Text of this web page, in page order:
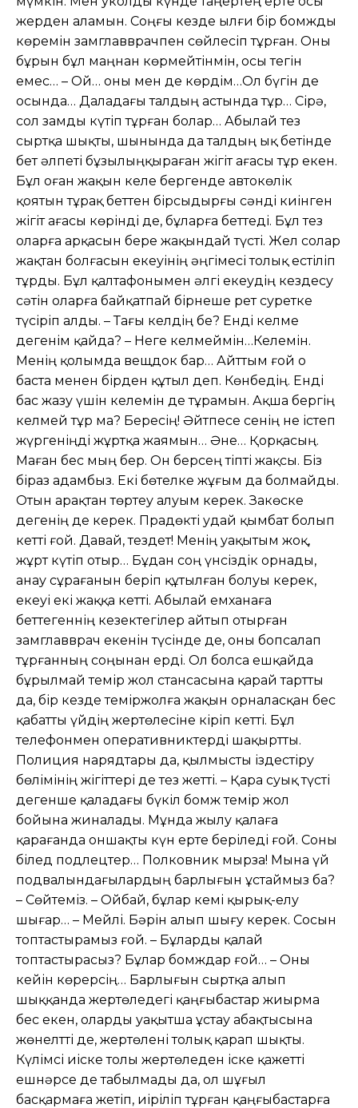
жерден аламын. Соңғы кезде ылғи бір бомжды
көремін замглавврачпен сөйлесіп тұрған. Оны
бұрын бұл маңнан көрмейтінмін, осы тегін
емес… – Ой… оны мен де көрдім…Ол бүгін де
осында… Даладағы талдың астында тұр… Сірə,
сол замды күтіп тұрған болар… Абылай тез
сыртқа шықты, шынында да талдың ық бетінде
бет əлпеті бұзылыңқыраған жігіт ағасы тұр екен.
Бұл оған жақын келе бергенде автокөлік
қоятын тұрақ беттен бірсыдырғы сəнді киінген
жігіт ағасы көрінді де, бұларға беттеді. Бұл тез
оларға арқасын бере жақындай түсті. Жел солар
жақтан болғасын екеуінің əңгімесі толық естіліп
тұрды. Бұл қалтафонымен əлгі екеудің кездесу
сəтін оларға байқатпай бірнеше рет суретке
түсіріп алды. – Тағы келдің бе? Енді келме
дегенім қайда? – Неге келмеймін…Келемін.
Менің қолымда вещдок бар… Айттым ғой о
баста менен бірден құтыл деп. Көнбедің. Енді
бас жазу үшін келемін де тұрамын. Ақша бергің
келмей тұр ма? Бересің! Əйтпесе сенің не істеп
жүргеніңді жұртқа жаямын… Əне… Қорқасың.
Маған бес мың бер. Он берсең тіпті жақсы. Біз
біраз адамбыз. Екі бөтелке жұғым да болмайды.
Отын арақтан төртеу алуым керек. Закөске
дегенің де керек. Прадөкті удай қымбат болып
кетті ғой. Давай, тездет! Менің уақытым жоқ,
жұрт күтіп отыр… Бұдан соң үнсіздік орнады,
анау сұрағанын беріп құтылған болуы керек,
екеуі екі жаққа кетті. Абылай емханаға
беттегеннің кезектегілер айтып отырған
замглавврач екенін түсінде де, оны бопсалап
тұрғанның соңынан ерді. Ол болса ешқайда
бұрылмай темір жол стансасына қарай тартты
да, бір кезде теміржолға жақын орналасқан бес
қабатты үйдің жертөлесіне кіріп кетті. Бұл
телефонмен оперативниктерді шақыртты.
Полиция нарядтары да, қылмысты іздестіру
бөлімінің жігіттері де тез жетті. – Қара суық түсті
дегенше қаладағы бүкіл бомж темір жол
бойына жиналады. Мұнда жылу қалаға
қарағанда оншақты күн ерте беріледі ғой. Соны
білед подлецтер… Полковник мырза! Мына үй
подвалындағылардың барлығын ұстаймыз ба?
– Сөйтеміз. – Ойбай, бұлар кемі қырық-елу
шығар… – Мейлі. Бəрін алып шығу керек. Сосын
топтастырамыз ғой. – Бұларды қалай
топтастырасыз? Бұлар бомждар ғой… – Оны
кейін көрерсің… Барлығын сыртқа алып
шыққанда жертөледегі қаңғыбастар жиырма
бес екен, оларды уақытша ұстау абақтысына
жөнелтті де, жертөлені толық қарап шықты.
Күлімсі иіске толы жертөледен іске қажетті
ешнəрсе де табылмады да, ол шұғыл
басқармаға жетіп, иіріліп тұрған қаңғыбастарға